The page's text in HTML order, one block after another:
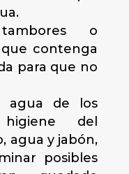
o
contenga
para que no
agua de los
del
agua y jabón,
posibles